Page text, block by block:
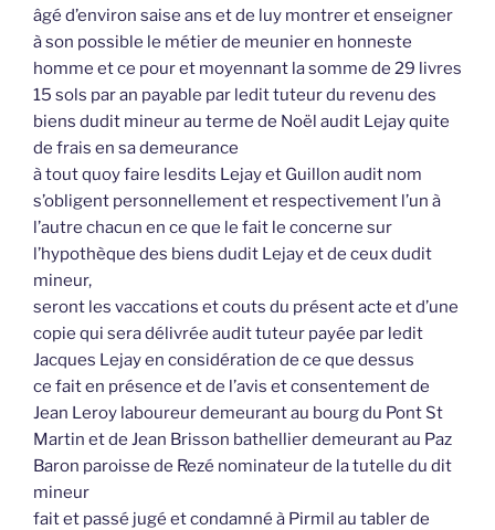
âgé d’environ saise ans et de luy montrer et enseigner
à son possible le métier de meunier en honneste
homme et ce pour et moyennant la somme de 29 livres
15 sols par an payable par ledit tuteur du revenu des
biens dudit mineur au terme de Noël audit Lejay quite
de frais en sa demeurance
à tout quoy faire lesdits Lejay et Guillon audit nom
s’obligent personnellement et respectivement l’un à
l’autre chacun en ce que le fait le concerne sur
l’hypothèque des biens dudit Lejay et de ceux dudit
mineur,
seront les vaccations et couts du présent acte et d’une
copie qui sera délivrée audit tuteur payée par ledit
Jacques Lejay en considération de ce que dessus
ce fait en présence et de l’avis et consentement de
Jean Leroy laboureur demeurant au bourg du Pont St
Martin et de Jean Brisson bathellier demeurant au Paz
Baron paroisse de Rezé nominateur de la tutelle du dit
mineur
fait et passé jugé et condamné à Pirmil au tabler de